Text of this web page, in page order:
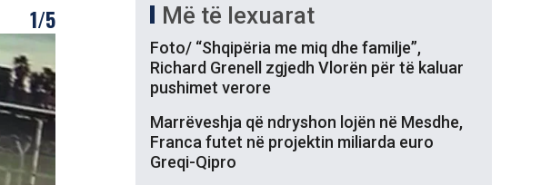
1/5 Më të lexuarat
Foto/ “Shqipëria me miq dhe familje”,
Richard Grenell zgjedh Vlorën për të kaluar
pushimet verore
Marrëveshja që ndryshon lojën në Mesdhe,
Franca futet në projektin miliarda euro
Greqi-Qipro